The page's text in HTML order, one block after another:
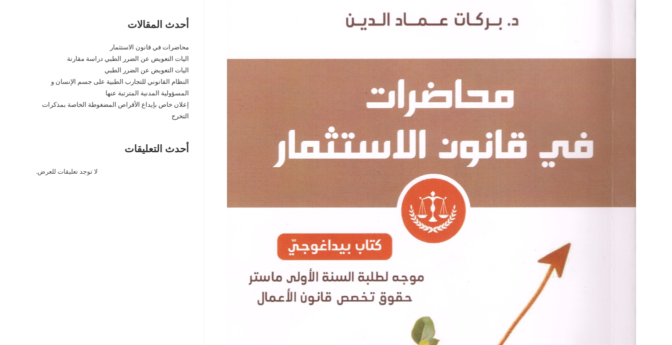
أحدث المقالات
محاضرات في قانون الاستثمار
اليات التعويض عن الضرر الطبي دراسة مقارنة
اليات التعويض عن الضرر الطبي
النظام القانوني للتجارب الطبية على جسم الإنسان و
المسؤولية المدنية المترتبة عنها
إعلان خاص بإيداع الأقراص المضغوطة الخاصة بمذكرات
التخرج
أحدث التعليقات
لا توجد تعليقات للعرض.